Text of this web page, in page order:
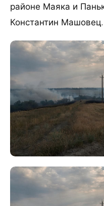
районе Маяка и
Константин Машовец.